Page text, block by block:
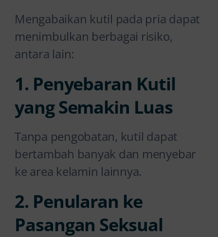
Mengabaikan kutil pada pria dapat
menimbulkan berbagai risiko,
antara lain:
1. Penyebaran Kutil
yang Semakin Luas
Tanpa pengobatan, kutil dapat
bertambah banyak dan menyebar
ke area kelamin lainnya.
2. Penularan ke
Pasangan Seksual